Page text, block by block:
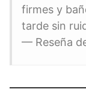
firmes y
tarde sin
— Reseña